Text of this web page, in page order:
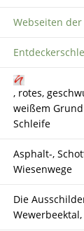
Webseiten
, rotes,
weißem
Schleife
Asphalt-,
Wiesenwege
Die